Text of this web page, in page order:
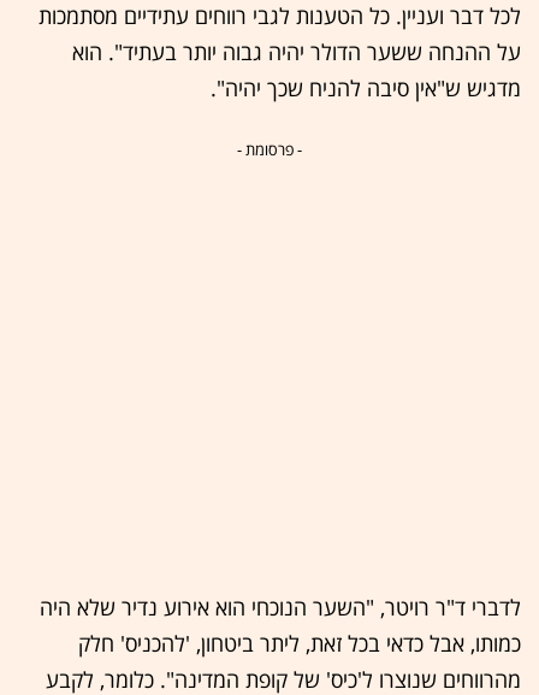
לכל דבר ועניין. כל הטענות לגבי רווחים עתידיים מסתמכות
על ההנחה ששער הדולר יהיה גבוה יותר בעתיד". הוא
מדגיש ש"אין סיבה להניח שכך יהיה".
- פרסומת -
לדברי ד"ר רויטר, "השער הנוכחי הוא אירוע נדיר שלא היה
כמותו, אבל כדאי בכל זאת, ליתר ביטחון, 'להכניס' חלק
מהרווחים שנוצרו ל'כיס' של קופת המדינה". כלומר, לקבע